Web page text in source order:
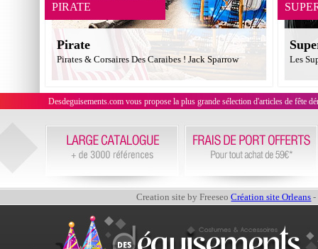
PIRATE
Pirate
Pirates & Corsaires Des Caraibes ! Jack Sparrow Les
Desdeguisements.com vous propose la plus grande sélection d'articles de fête
Creation site by FreeseoCréation site Orleans -